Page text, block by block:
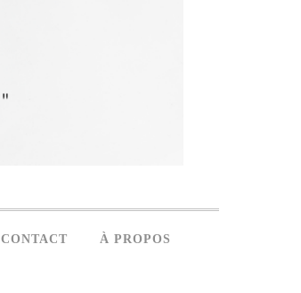
CONTACT À PROPOS